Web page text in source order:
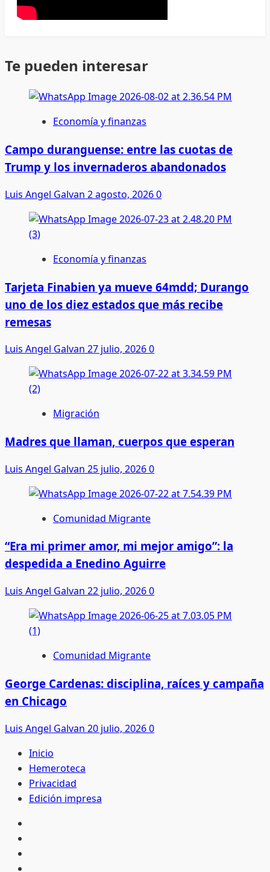
Te pueden interesar
Economía y finanzas
Campo duranguense: entre las cuotas de
Trump y los invernaderos abandonados
Luis Angel Galvan 2 agosto, 20260
Economía y finanzas
Tarjeta Finabien ya mueve 64mdd; Durango
uno de los diez estados que más recibe
remesas
Luis Angel Galvan 27 julio, 20260
Migración
Madres que llaman, cuerpos que esperan
Luis Angel Galvan 25 julio, 20260
Comunidad Migrante
“Era mi primer amor, mi mejor amigo”: la
despedida a Enedino Aguirre
Luis Angel Galvan 22 julio, 20260
Comunidad Migrante
George Cardenas: disciplina, raíces y campaña
en Chicago
Luis Angel Galvan 20 julio, 20260
Inicio
Hemeroteca
Privacidad
Edición impresa